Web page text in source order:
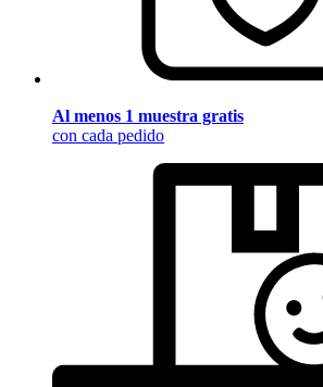
Al menos 1 muestra gratis
con cada pedido